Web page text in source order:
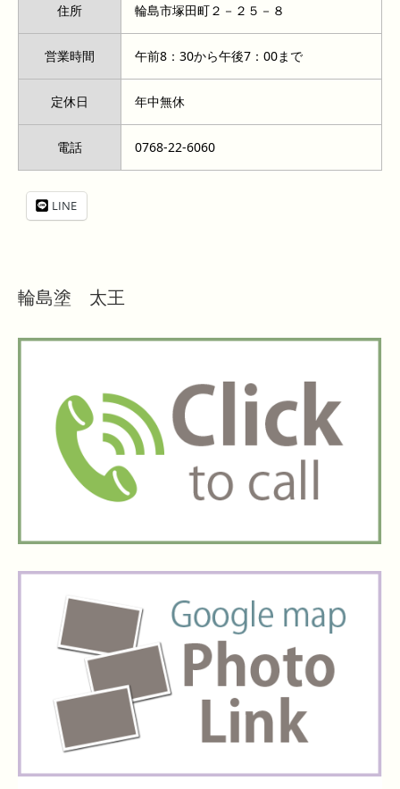
住所 輪島市塚田町２－２５－８
営業時間 午前8：30から午後7：00まで
定休日 年中無休
電話 0768-22-6060
LINE
輪島塗 太王